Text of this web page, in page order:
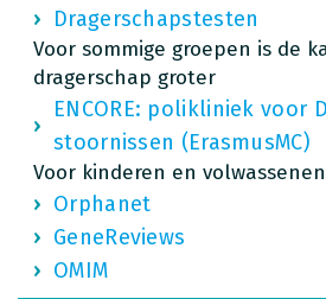
Dragerschapstesten
Voor sommige groepen is de
dragerschap groter
ENCORE: polikliniek voor
stoornissen (ErasmusMC)
Voor kinderen en volwassenen
Orphanet
GeneReviews
OMIM